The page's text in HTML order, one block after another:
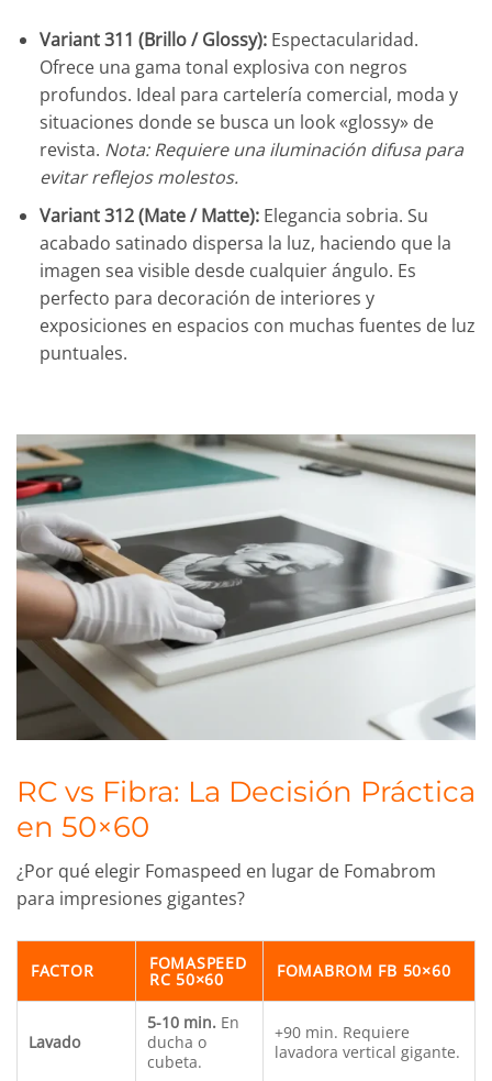
Variant 311 (Brillo / Glossy):Espectacularidad.
Ofrece una gama tonal explosiva con negros
profundos. Ideal para cartelería comercial, moda y
situaciones donde se busca un look «glossy» de
revista. Nota: Requiere una iluminación difusa para
evitar reflejos molestos.
Variant 312 (Mate / Matte):Elegancia sobria. Su
acabado satinado dispersa la luz, haciendo que la
imagen sea visible desde cualquier ángulo. Es
perfecto para decoración de interiores y
exposiciones en espacios con muchas fuentes de luz
puntuales.
RC vs Fibra: La Decisión Práctica
en 50×60
¿Por qué elegir Fomaspeed en lugar de Fomabrom
para impresiones gigantes?
FACTOR FOMASPEED
RC 50×60 FOMABROM FB 50×60
Lavado
5-10 min. En
ducha o
cubeta.
+90 min. Requiere
lavadora vertical gigante.